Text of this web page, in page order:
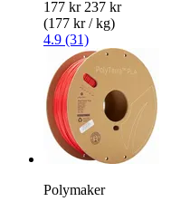
177 kr 237 kr
(177 kr / kg)
4.9 (31)
Polymaker